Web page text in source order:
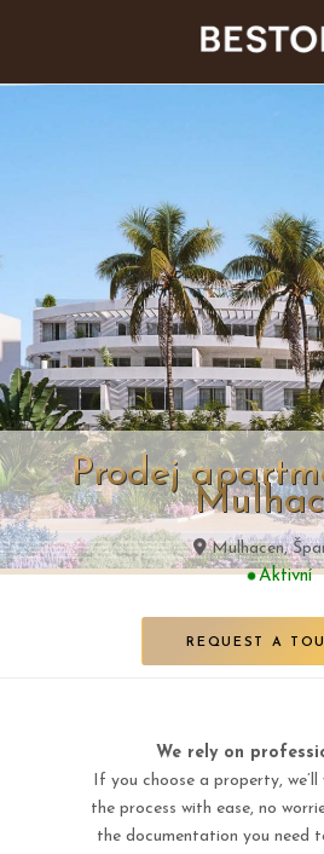
Prodej
Mulhacen,
Aktivní
REQUEST A
We rely on
If you choose a property,
the process with ease, no
the documentation you need